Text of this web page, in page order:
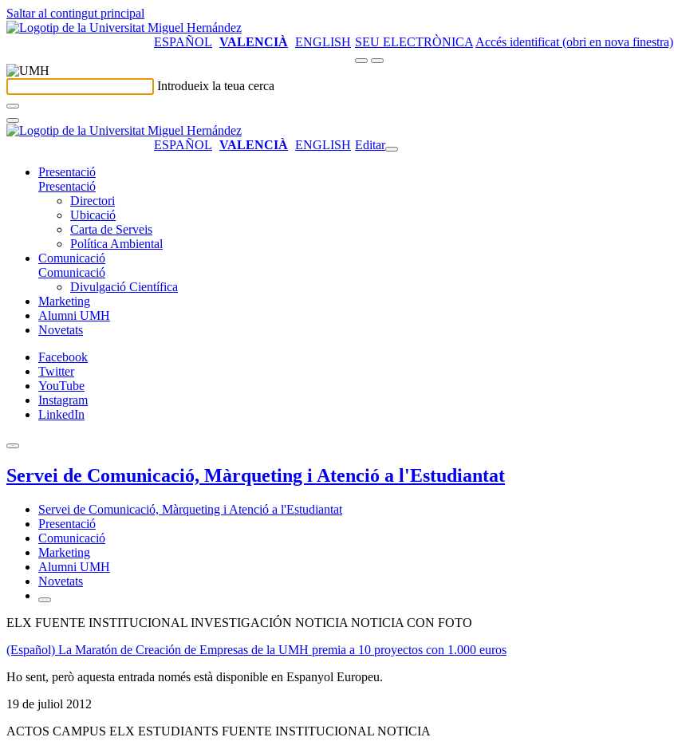
Saltar al contingut principal
ESPAÑOL VALENCIÀ ENGLISH SEU ELECTRÒNICA Accés identificat (obri en nova finestra)
Introdueix la teua cerca
ESPAÑOL VALENCIÀ ENGLISH Editar
Presentació
Presentació
Directori
Ubicació
Carta de Serveis
Política Ambiental
Comunicació
Comunicació
Divulgació Científica
Marketing
Alumni UMH
Novetats
Facebook
Twitter
YouTube
Instagram
LinkedIn
Servei de Comunicació, Màrqueting i Atenció a l'Estudiantat
Servei de Comunicació, Màrqueting i Atenció a l'Estudiantat
Presentació
Comunicació
Marketing
Alumni UMH
Novetats
ELX FUENTE INSTITUCIONAL INVESTIGACIÓN NOTICIA NOTICIA CON FOTO
(Español) La Maratón de Creación de Empresas de la UMH premia a 10 proyectos con 1.000 euros
Ho sent, però aquesta entrada només està disponible en Espanyol Europeu.
19 de juliol 2012
ACTOS CAMPUS ELX ESTUDIANTS FUENTE INSTITUCIONAL NOTICIA